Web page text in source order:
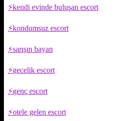
kendi evinde buluşan escort
kondumsuz escort
sarışın bayan
gecelik escort
genç escort
otele gelen escort